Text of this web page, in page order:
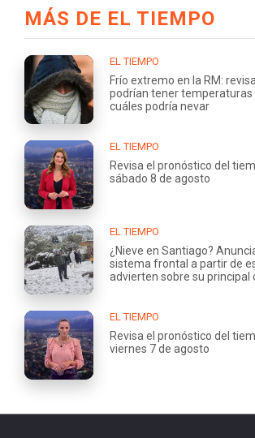
MÁS DE EL TIEMPO
EL TIEMPO
Frío extremo en la RM:
podrían tener temperaturas
cuáles podría nevar
EL TIEMPO
Revisa el pronóstico del
sábado 8 de agosto
EL TIEMPO
¿Nieve en Santiago?
sistema frontal a partir de
advierten sobre su principal
EL TIEMPO
Revisa el pronóstico del
viernes 7 de agosto